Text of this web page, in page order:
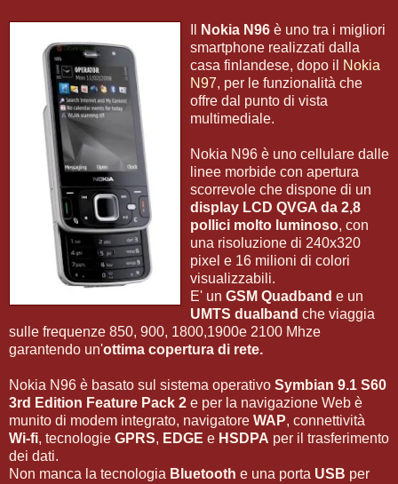
Nokia N96 è uno tra i migliori
smartphone realizzati dalla
casa finlandese, dopo il
Nokia
N97, per le funzionalità che
offre dal punto di vista
multimediale.
Nokia N96 è uno cellulare dalle
linee morbide con apertura
scorrevole che dispone di un
display LCD QVGA da 2,8
pollici molto luminoso, con
una risoluzione di 240x320
pixel e 16 milioni di colori
visualizzabili.
E' un GSM Quadband e un
UMTS dualband che viaggia
sulle frequenze 850, 900, 1800,1900e 2100 Mhze
garantendo un'ottima copertura di rete.
Nokia N96 è basato sul sistema operativo Symbian 9.1 S60
3rd Edition Feature Pack 2 e per la navigazione Web è
munito di modem integrato, navigatore WAP, connettività
Wi-fi, tecnologie GPRS, EDGE e HSDPA per il trasferimento
dei dati.
Non manca la tecnologia Bluetooth e una porta USB per